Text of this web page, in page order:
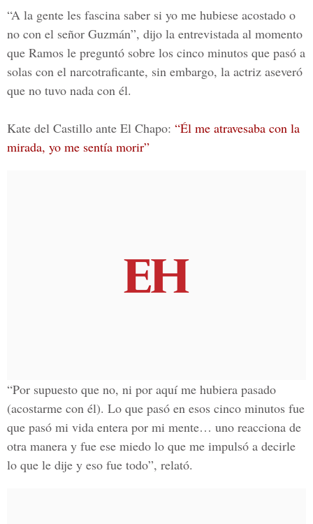
“A la gente les fascina saber si yo me hubiese acostado o
no con el señor Guzmán”, dijo la entrevistada al momento
que Ramos le preguntó sobre los cinco minutos que pasó a
solas con el narcotraficante, sin embargo, la actriz aseveró
que no tuvo nada con él.
Kate del Castillo ante El Chapo: “Él me atravesaba con la
mirada, yo me sentía morir”
“Por supuesto que no, ni por aquí me hubiera pasado
(acostarme con él). Lo que pasó en esos cinco minutos fue
que pasó mi vida entera por mi mente… uno reacciona de
otra manera y fue ese miedo lo que me impulsó a decirle
lo que le dije y eso fue todo”, relató.